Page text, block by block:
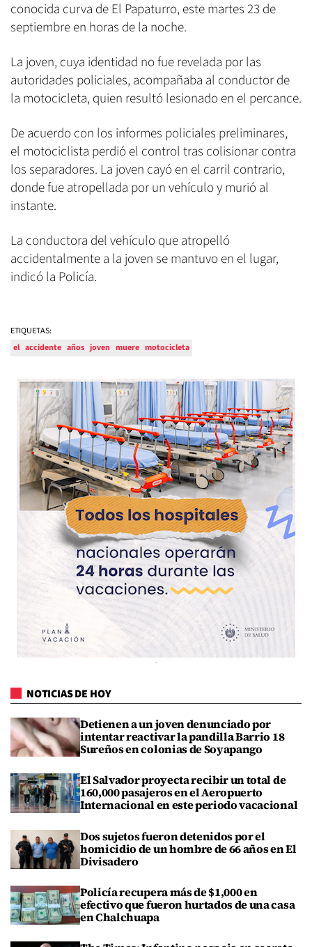
conocida curva de El Papaturro, este martes 23 de
septiembre en horas de la noche.
La joven, cuya identidad no fue revelada por las
autoridades policiales, acompañaba al conductor de
la motocicleta, quien resultó lesionado en el percance.
De acuerdo con los informes policiales preliminares,
el motociclista perdió el control tras colisionar contra
los separadores. La joven cayó en el carril contrario,
donde fue atropellada por un vehículo y murió al
instante.
La conductora del vehículo que atropelló
accidentalmente a la joven se mantuvo en el lugar,
indicó la Policía.
ETIQUETAS:
el accidente años joven muere motocicleta
NOTICIAS DE HOY
Detienen a un joven denunciado por
intentar reactivar la pandilla Barrio 18
Sureños en colonias de Soyapango
El Salvador proyecta recibir un total de
160,000 pasajeros en el Aeropuerto
Internacional en este periodo vacacional
Dos sujetos fueron detenidos por el
homicidio de un hombre de 66 años en El
Divisadero
Policía recupera más de $1,000 en
efectivo que fueron hurtados de una casa
en Chalchuapa